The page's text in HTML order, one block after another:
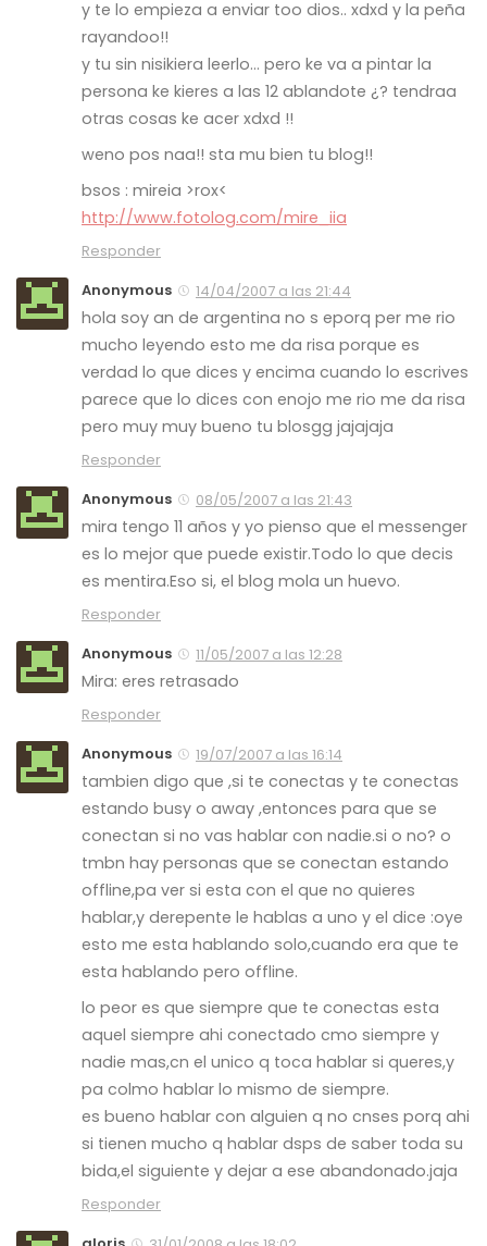
y te lo empieza a enviar too dios.. xdxd y la peña
rayandoo!!
y tu sin nisikiera leerlo… pero ke va a pintar la
persona ke kieres a las 12 ablandote ¿? tendraa
otras cosas ke acer xdxd !!
weno pos naa!! sta mu bien tu blog!!
bsos : mireia >rox<
http://www.fotolog.com/mire_iia
Responder
Anonymous
14/04/2007 a las 21:44
hola soy an de argentina no s eporq per me rio
mucho leyendo esto me da risa porque es
verdad lo que dices y encima cuando lo escrives
parece que lo dices con enojo me rio me da risa
pero muy muy bueno tu blosgg jajajaja
Responder
Anonymous
08/05/2007 a las 21:43
mira tengo 11 años y yo pienso que el messenger
es lo mejor que puede existir.Todo lo que decis
es mentira.Eso si, el blog mola un huevo.
Responder
Anonymous
11/05/2007 a las 12:28
Mira: eres retrasado
Responder
Anonymous
19/07/2007 a las 16:14
tambien digo que ,si te conectas y te conectas
estando busy o away ,entonces para que se
conectan si no vas hablar con nadie.si o no? o
tmbn hay personas que se conectan estando
offline,pa ver si esta con el que no quieres
hablar,y derepente le hablas a uno y el dice :oye
esto me esta hablando solo,cuando era que te
esta hablando pero offline.
lo peor es que siempre que te conectas esta
aquel siempre ahi conectado cmo siempre y
nadie mas,cn el unico q toca hablar si queres,y
pa colmo hablar lo mismo de siempre.
es bueno hablar con alguien q no cnses porq ahi
si tienen mucho q hablar dsps de saber toda su
bida,el siguiente y dejar a ese abandonado.jaja
Responder